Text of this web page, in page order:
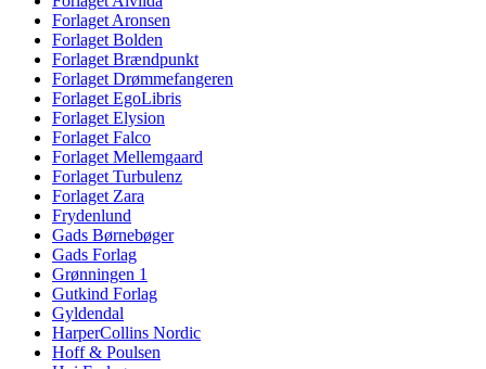
Forlaget Aronsen
Forlaget Bolden
Forlaget Brændpunkt
Forlaget Drømmefangeren
Forlaget EgoLibris
Forlaget Elysion
Forlaget Falco
Forlaget Mellemgaard
Forlaget Turbulenz
Forlaget Zara
Frydenlund
Gads Børnebøger
Gads Forlag
Grønningen 1
Gutkind Forlag
Gyldendal
HarperCollins Nordic
Hoff & Poulsen